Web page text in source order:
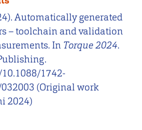
Automatically generated
– toolchain and validation
In Torque 2024.
1742-
(Original work
2024)